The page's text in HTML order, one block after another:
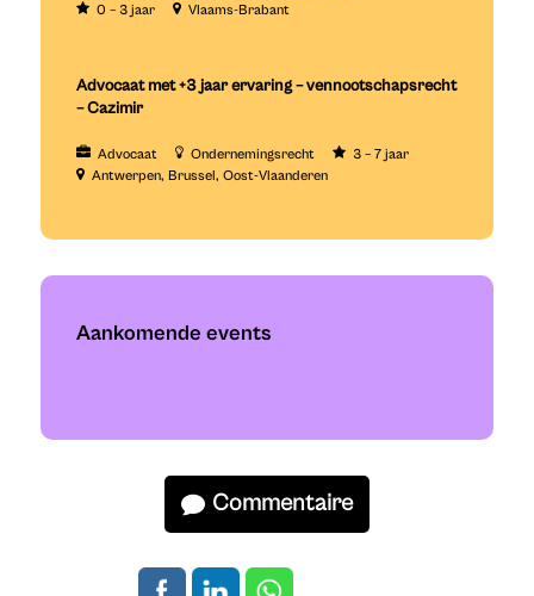
0 – 3 jaar
Vlaams-Brabant
Advocaat met +3 jaar ervaring – vennootschapsrecht
– Cazimir
Advocaat Ondernemingsrecht
3 – 7 jaar
Antwerpen Brussel Oost-Vlaanderen
Aankomende events
Commentaire